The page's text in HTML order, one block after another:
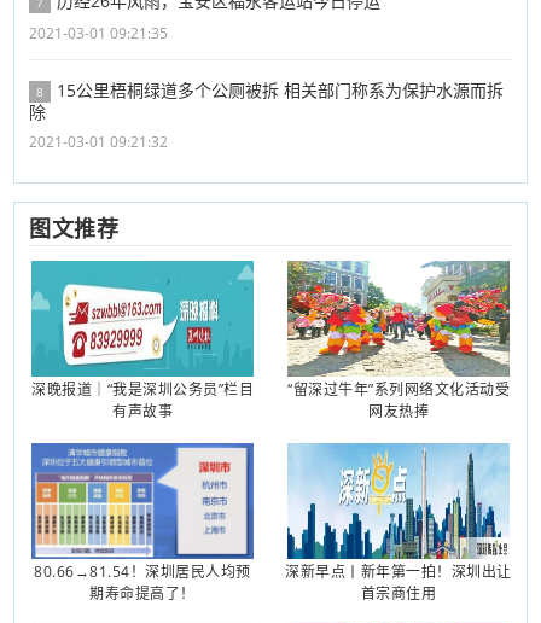
2021-03-01 09:21:35
8
15公里梧桐绿道多个公厕被拆 相关部门称系为保护水源而拆
除
2021-03-01 09:21:32
图文推荐
深晚报道｜“我是深圳公务员”栏目
有声故事
“留深过牛年”系列网络文化活动受
网友热捧
80.66→81.54！深圳居民人均预
期寿命提高了！
深新早点丨新年第一拍！深圳出让
首宗商住用